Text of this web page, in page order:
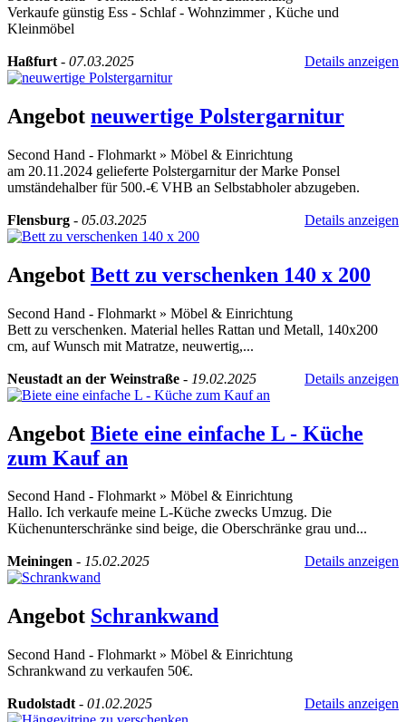
Verkaufe günstig Ess - Schlaf - Wohnzimmer , Küche und
Kleinmöbel
Haßfurt - 07.03.2025 Details anzeigen
Angebot neuwertige Polstergarnitur
Second Hand - Flohmarkt » Möbel & Einrichtung
am 20.11.2024 gelieferte Polstergarnitur der Marke Ponsel
umständehalber für 500.-€ VHB an Selbstabholer abzugeben.
Flensburg - 05.03.2025 Details anzeigen
Angebot Bett zu verschenken 140 x 200
Second Hand - Flohmarkt » Möbel & Einrichtung
Bett zu verschenken. Material helles Rattan und Metall, 140x200
cm, auf Wunsch mit Matratze, neuwertig,...
Neustadt an der Weinstraße - 19.02.2025 Details anzeigen
Angebot Biete eine einfache L - Küche
zum Kauf an
Second Hand - Flohmarkt » Möbel & Einrichtung
Hallo. Ich verkaufe meine L-Küche zwecks Umzug. Die
Küchenunterschränke sind beige, die Oberschränke grau und...
Meiningen - 15.02.2025 Details anzeigen
Angebot Schrankwand
Second Hand - Flohmarkt » Möbel & Einrichtung
Schrankwand zu verkaufen 50€.
Rudolstadt - 01.02.2025 Details anzeigen